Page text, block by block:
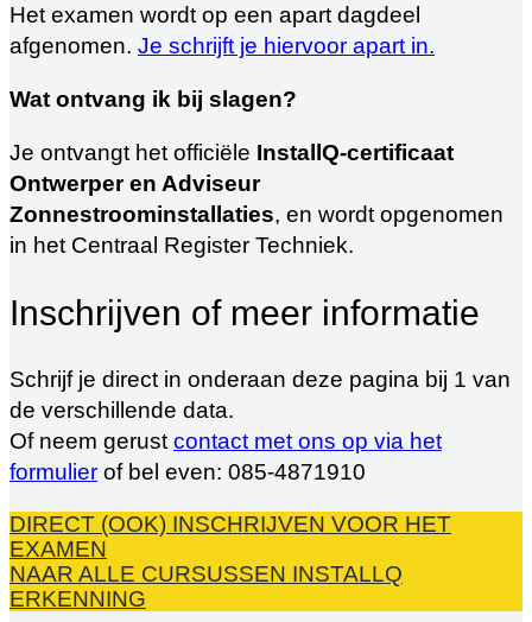
Het examen wordt op een apart dagdeel
afgenomen. Je schrijft je hiervoor apart in.
Wat ontvang ik bij slagen?
Je ontvangt het officiële InstallQ-certificaat
Ontwerper en Adviseur
Zonnestroominstallaties, en wordt opgenomen
in het Centraal Register Techniek.
Inschrijven of meer informatie
Schrijf je direct in onderaan deze pagina bij 1 van
de verschillende data.
Of neem gerustcontact met ons op via het
formulier of bel even: 085-4871910
DIRECT (OOK) INSCHRIJVEN VOOR HET
EXAMEN
NAAR ALLE CURSUSSEN INSTALLQ
ERKENNING